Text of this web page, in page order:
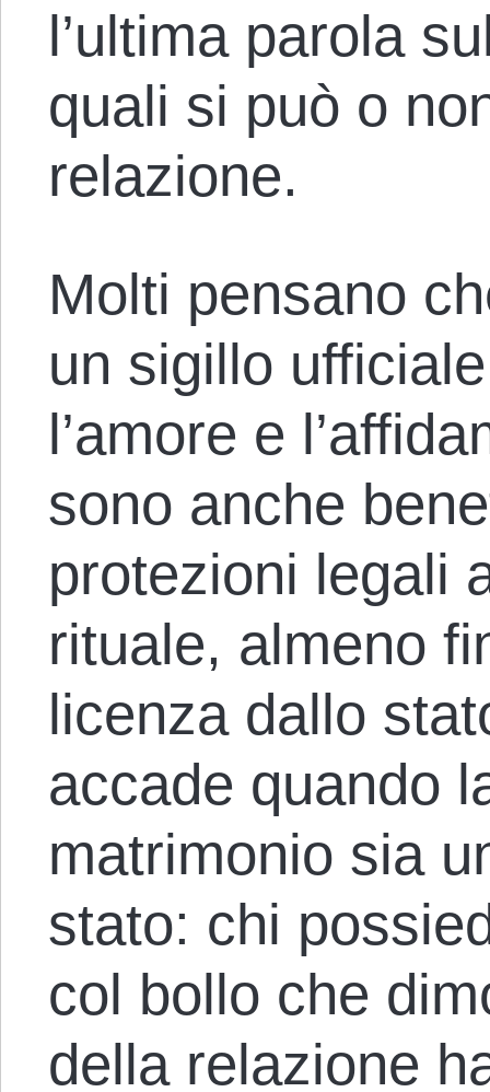
l’ultima parola
quali si può o
relazione.
Molti pensano
un sigillo
l’amore e
sono anche
protezioni legali
rituale, almeno
licenza dallo
accade quando
matrimonio sia
stato: chi
col bollo che
della relazione